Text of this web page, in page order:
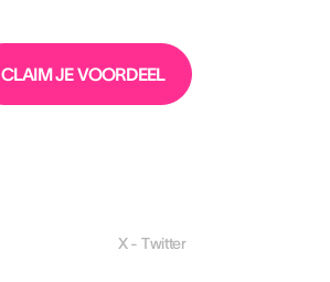
CLAIM JE VOORDEEL
X - Twitter